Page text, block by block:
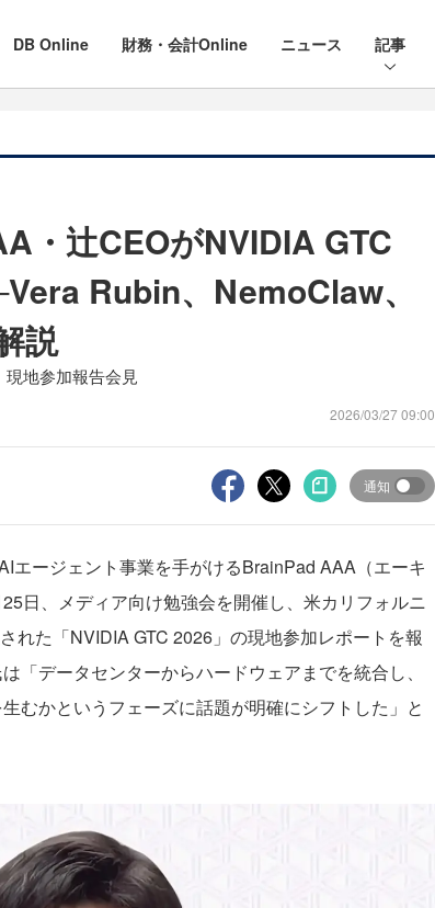
DB Online 財務・会計Online ニュース 記事
・辻CEOがNVIDIA GTC
Rubin、NemoClaw、
説
現地参加報告会見
2026/03/27 09:00
通知
エージェント事業を手がけるBrainPad AAA（エーキ
日、メディア向け勉強会を開催し、米カリフォルニ
れた「NVIDIA GTC 2026」の現地参加レポートを報
「データセンターからハードウェアまでを統合し、
むかというフェーズに話題が明確にシフトした」と